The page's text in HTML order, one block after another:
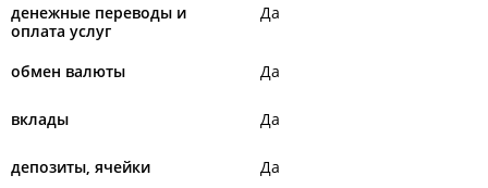
денежные переводы и
оплата услуг
Да
обмен валюты Да
вклады Да
депозиты, ячейки Да